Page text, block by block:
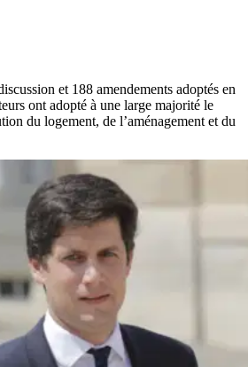
et 188 amendements adoptés en
ont adopté à une large majorité le
du logement, de l’aménagement et du